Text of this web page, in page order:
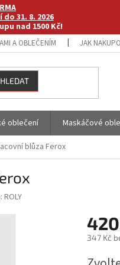
31. 8. 2026
nad 1500 Kč!
A OBLEČENÍM JAK
HLEDAT
oblečení Maskáčové
blůza Ferox
ROLY
347 Kč